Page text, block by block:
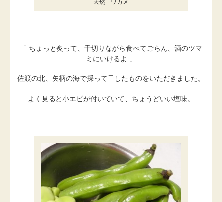
天然 ワカメ
「 ちょっと炙って、千切りながら食べてごらん、酒のツマ
ミにいけるよ 」
佐渡の北、矢柄の海で採って干したものをいただきました。
よく見ると小エビが付いていて、ちょうどいい塩味。